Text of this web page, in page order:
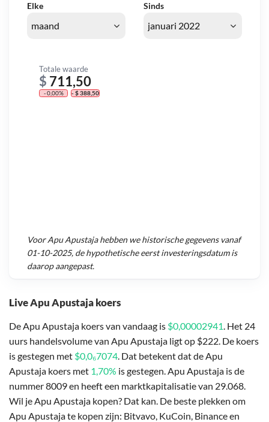
Live Apu Apustaja koers
De Apu Apustaja koers van vandaag is $0,00002941. Het 24
uurs handelsvolume van Apu Apustaja ligt op $222. De koers
is gestegen met $0,0₆7074. Dat betekent dat de Apu
Apustaja koers met 1,70% is gestegen. Apu Apustaja is de
nummer 8009 en heeft een marktkapitalisatie van 29.068.
Wil je Apu Apustaja kopen? Dat kan. De beste plekken om
Apu Apustaja te kopen zijn: Bitvavo, KuCoin, Binance en
Elke Sinds
Totale waarde
$ 711,50
- 0,00% - $ 388,50
VoorApu Apustajahebben we historische gegevens vanaf
01-10-2025, de hypothetische eerst investeringsdatum is
daarop aangepast.